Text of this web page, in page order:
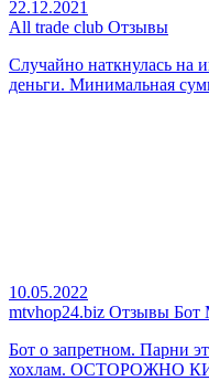
22.12.2021
Аll trade club Отзывы
Случайно наткнулась на
деньги. Минимальная
10.05.2022
mtvhop24.biz Отзывы
Бот о запретном. Парни
хохлам. ОСТОРОЖНО